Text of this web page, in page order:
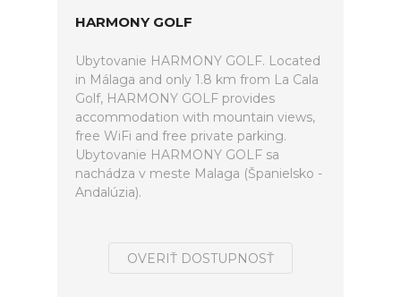
HARMONY GOLF
Ubytovanie HARMONY GOLF. Located
in Málaga and only 1.8 km from La Cala
Golf, HARMONY GOLF provides
accommodation with mountain views,
free WiFi and free private parking.
Ubytovanie HARMONY GOLF sa
nachádza v meste Malaga (Španielsko -
Andalúzia).
OVERIŤ DOSTUPNOSŤ